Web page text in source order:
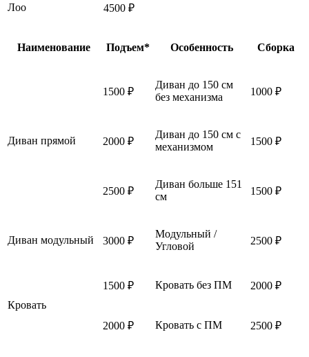
Лоо 4500 ₽
Наименование Подъем* Особенность Сборка
Диван прямой
1500 ₽
Диван до 150 см
без механизма
1000 ₽
2000 ₽
Диван до 150 см с
механизмом
1500 ₽
2500 ₽
Диван больше 151
см
1500 ₽
Диван модульный 3000 ₽
Модульный /
Угловой
2500 ₽
Кровать
1500 ₽ Кровать без ПМ 2000 ₽
2000 ₽ Кровать с ПМ 2500 ₽